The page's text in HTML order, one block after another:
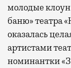
молодые
баню» театра
оказалась
артистами
номинантки